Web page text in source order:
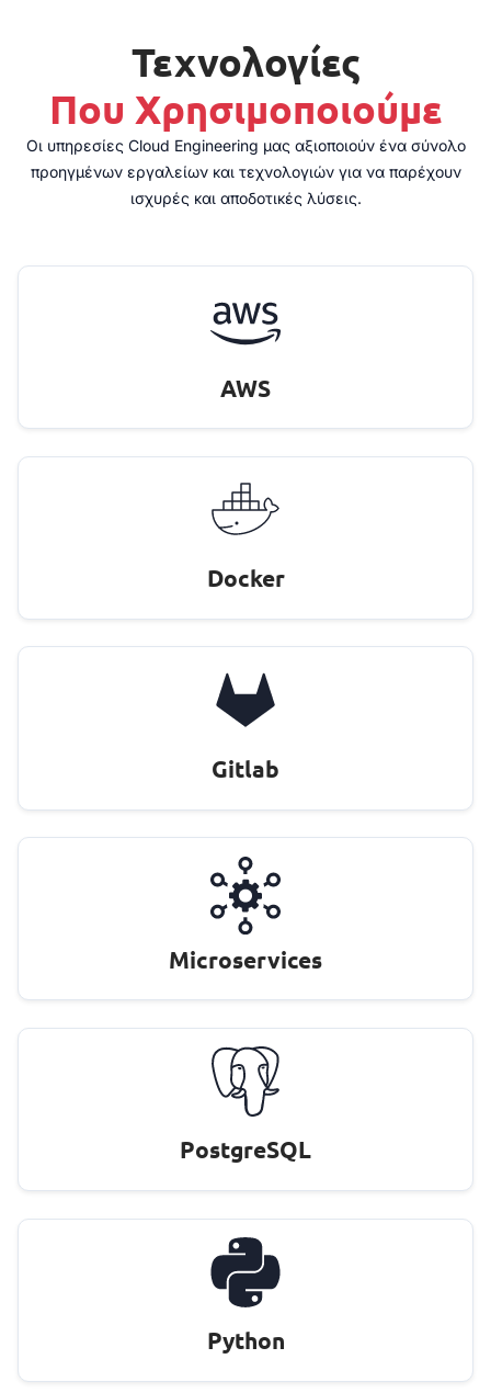
Τεχνολογίες
Που Χρησιμοποιούμε
Οι υπηρεσίες Cloud Engineering μας αξιοποιούν ένα σύνολο
προηγμένων εργαλείων και τεχνολογιών για να παρέχουν
ισχυρές και αποδοτικές λύσεις.
AWS
Docker
Gitlab
Microservices
PostgreSQL
Python